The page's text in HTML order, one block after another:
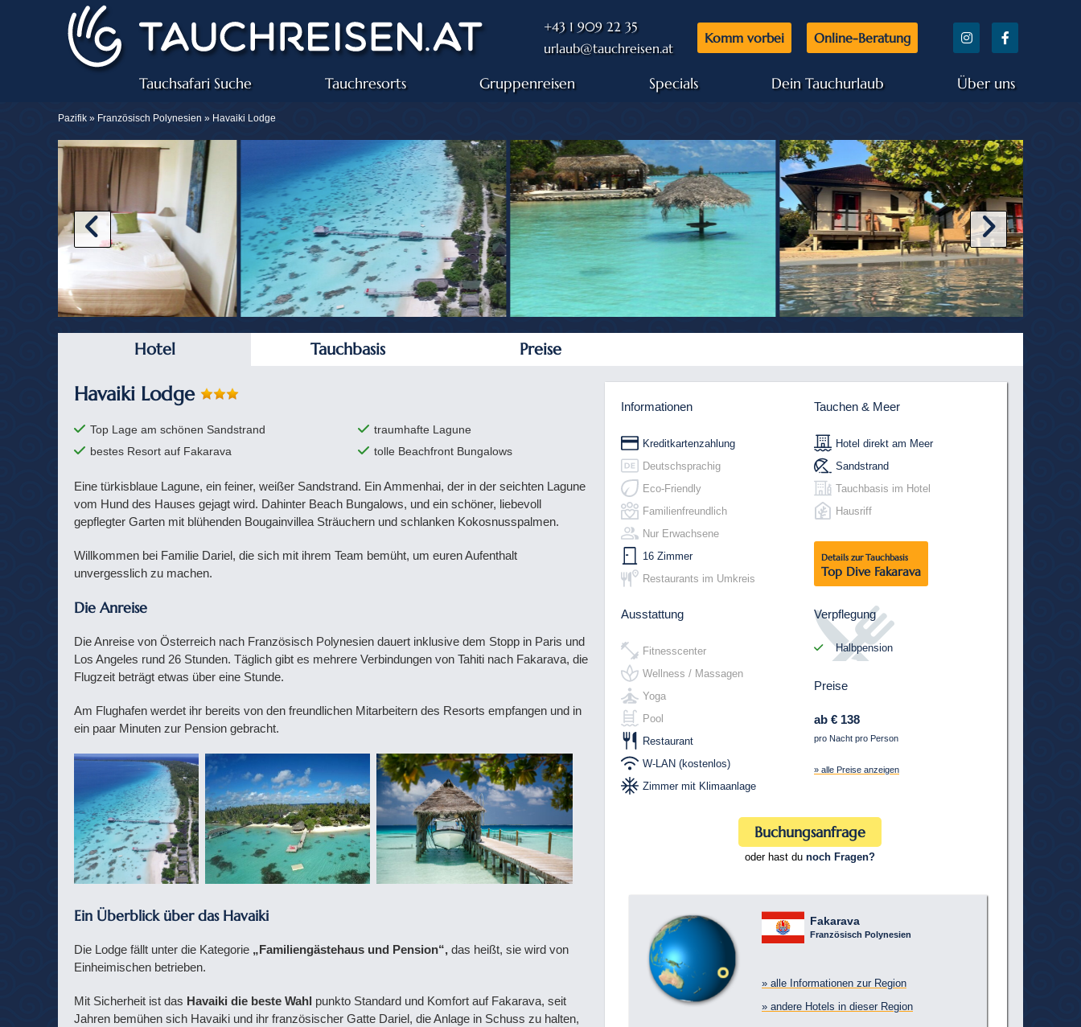
+43 1 909 22 35
urlaub@tauchreisen.at
Komm vorbei Online-Beratung
Tauchsafari Suche Tauchresorts Gruppenreisen Specials Dein Tauchurlaub Über uns
Pazifik » Französisch Polynesien » Havaiki Lodge
Hotel Tauchbasis Preise
Informationen
Kreditkartenzahlung
Deutschsprachig
Eco-Friendly
Familienfreundlich
Nur Erwachsene
16 Zimmer
Restaurants im Umkreis
Ausstattung
Fitnesscenter
Wellness / Massagen
Yoga
Pool
Restaurant
W-LAN (kostenlos)
Zimmer mit Klimaanlage
Tauchen & Meer
Hotel direkt am Meer
Sandstrand
Tauchbasis im Hotel
Hausriff
Preise
ab € 138
pro Nacht pro Person
» alle Preise anzeigen
Details zur Tauchbasis
Top Dive Fakarava
Verpflegung
Halbpension
Fakarava
Französisch Polynesien
» alle Informationen zur Region
» andere Hotels in dieser Region
Buchungsanfrage
oder hast du noch Fragen?
Havaiki Lodge
Top Lage am schönen Sandstrand
traumhafte Lagune
bestes Resort auf Fakarava
tolle Beachfront Bungalows
Eine türkisblaue Lagune, ein feiner, weißer Sandstrand. Ein Ammenhai, der in der seichten Lagune
vom Hund des Hauses gejagt wird. Dahinter Beach Bungalows, und ein schöner, liebevoll
gepflegter Garten mit blühenden Bougainvillea Sträuchern und schlanken Kokosnusspalmen.
Willkommen bei Familie Dariel, die sich mit ihrem Team bemüht, um euren Aufenthalt
unvergesslich zu machen.
Die Anreise
Die Anreise von Österreich nach Französisch Polynesien dauert inklusive dem Stopp in Paris und
Los Angeles rund 26 Stunden. Täglich gibt es mehrere Verbindungen von Tahiti nach Fakarava, die
Flugzeit beträgt etwas über eine Stunde.
Am Flughafen werdet ihr bereits von den freundlichen Mitarbeitern des Resorts empfangen und in
ein paar Minuten zur Pension gebracht.
Ein Überblick über das Havaiki
Die Lodge fällt unter die Kategorie „Familiengästehaus und Pension“, das heißt, sie wird von
Einheimischen betrieben.
Mit Sicherheit ist das Havaiki die beste Wahl punkto Standard und Komfort auf Fakarava, seit
Jahren bemühen sich Havaiki und ihr französischer Gatte Dariel, die Anlage in Schuss zu halten,